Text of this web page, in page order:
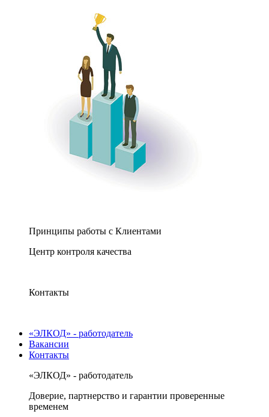
Принципы работы с Клиентами
Центр контроля качества
Контакты
«ЭЛКОД» - работодатель
Вакансии
Контакты
«ЭЛКОД» - работодатель
Доверие, партнерство и гарантии проверенные
временем